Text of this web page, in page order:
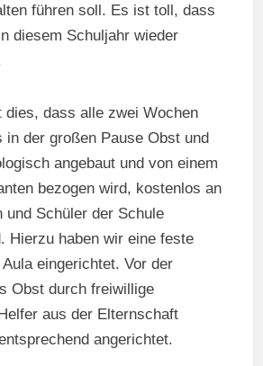
führen soll. Es ist toll, dass
diesem Schuljahr wieder
dies, dass alle zwei Wochen
in der großen Pause Obst und
angebaut und von einem
bezogen wird, kostenlos an
und Schüler der Schule
Hierzu haben wir eine feste
eingerichtet. Vor der
Obst durch freiwillige
aus der Elternschaft
angerichtet.